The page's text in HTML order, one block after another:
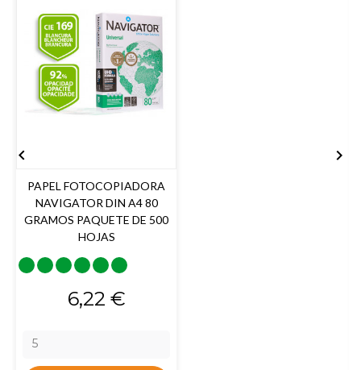
PAPEL FOTOCOPIADORA
NAVIGATOR DIN A4 80
GRAMOS PAQUETE DE 500
HOJAS
Precio
6,22 €
 